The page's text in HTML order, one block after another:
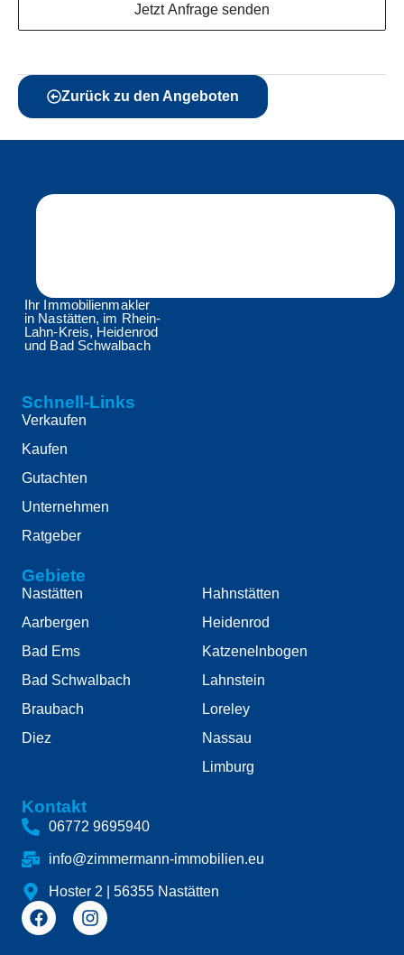
Jetzt Anfrage senden
Zurück zu den Angeboten
Ihr Immobilienmakler
in Nastätten, im Rhein-
Lahn-Kreis, Heidenrod
und Bad Schwalbach
Schnell-Links
Verkaufen
Kaufen
Gutachten
Unternehmen
Ratgeber
Gebiete
Nastätten
Aarbergen
Bad Ems
Bad Schwalbach
Braubach
Diez
Hahnstätten
Heidenrod
Katzenelnbogen
Lahnstein
Loreley
Nassau
Limburg
Kontakt
06772 9695940
info@zimmermann-immobilien.eu
Hoster 2 | 56355 Nastätten